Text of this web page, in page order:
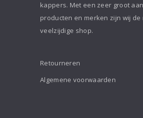
kappers. Met een zeer groot
producten en merken zijn wij de
veelzijdige shop.
Retourneren
Algemene voorwaarden